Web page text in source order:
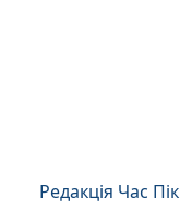
Редакція Час Пік